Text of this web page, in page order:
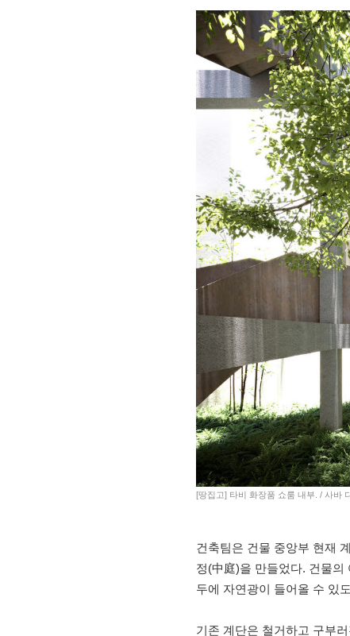
[땅집고] 타비 화장품 쇼룸 내부. / 사바
건축팀은 건물 중앙부 현재
정(中庭)을 만들었다. 건물의
두에 자연광이 들어올 수 있
기존 계단은 철거하고 구부